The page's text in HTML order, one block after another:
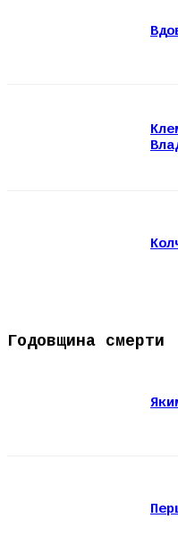
Годовщина смерти